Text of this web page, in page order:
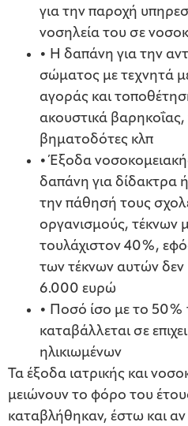
για την παροχή
νοσηλεία του σε
• Η δαπάνη για την
σώματος με τεχνητά
αγοράς και
ακουστικά
βηματοδότες κλπ
• Έξοδα
δαπάνη για δίδακτρα ή
την πάθησή τους
οργανισμούς, τέκνων
τουλάχιστον 40%,
των τέκνων αυτών δεν
6.000 ευρώ
• Ποσό ίσο με το
καταβάλλεται σε
ηλικιωμένων
Τα έξοδα ιατρικής και
μειώνουν το φόρο του
καταβλήθηκαν, έστω και αν